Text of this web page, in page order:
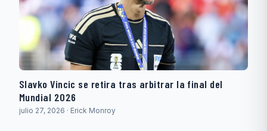
Slavko Vincic se retira tras arbitrar la final del
Mundial 2026
julio 27, 2026 · Erick Monroy